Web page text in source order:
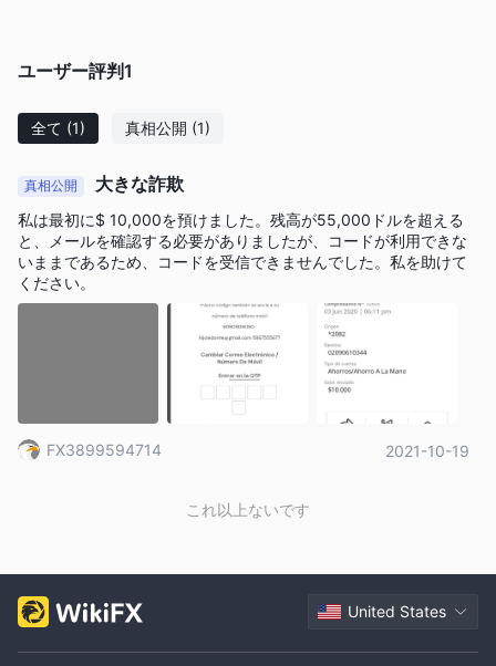
ユーザー評判1
全て (1) 真相公開 (1)
真相公開 大きな詐欺
私は最初に$ 10,000を預けました。残高が55,000ドルを超える
と、メールを確認する必要がありましたが、コードが利用できな
いままであるため、コードを受信できませんでした。私を助けて
ください。
FX3899594714 2021-10-19
これ以上ないです
United States